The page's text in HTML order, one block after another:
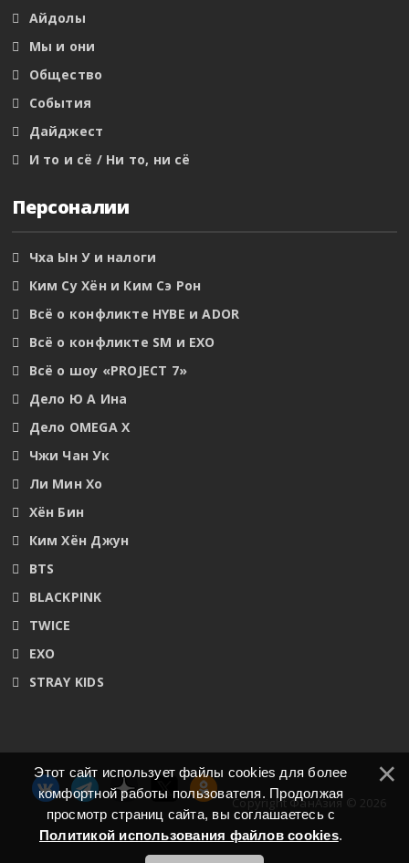
Айдолы
Мы и они
Общество
События
Дайджест
И то и сё / Ни то, ни сё
Персоналии
Чха Ын У и налоги
Ким Су Хён и Ким Сэ Рон
Всё о конфликте HYBE и ADOR
Всё о конфликте SM и EXO
Всё о шоу «PROJECT 7»
Дело Ю А Ина
Дело OMEGA X
Чжи Чан Ук
Ли Мин Хо
Хён Бин
Ким Хён Джун
BTS
BLACKPINK
TWICE
EXO
STRAY KIDS
Copyright ФанАзия © 2026
Этот сайт использует файлы cookies для более
комфортной работы пользователя. Продолжая
просмотр страниц сайта, вы соглашаетесь с
Политикой использования файлов cookies.